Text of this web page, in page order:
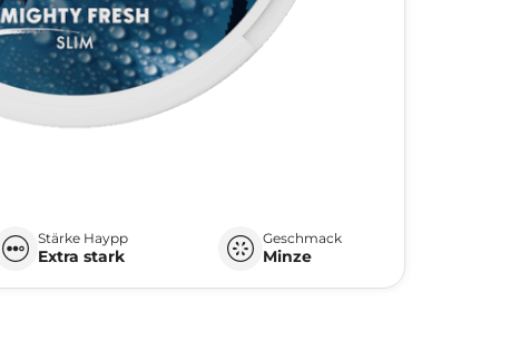
Stärke Haypp
Extra stark
Geschmack
Minze